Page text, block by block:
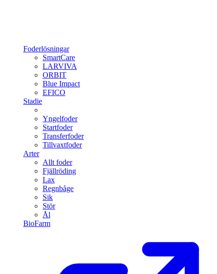
Foderlösningar
SmartCare
LARVIVA
ORBIT
Blue Impact
EFICO
Stadie
Yngelfoder
Startfoder
Transferfoder
Tillvaxtfoder
Arter
Allt foder
Fjällröding
Lax
Regnbåge
Sik
Stör
Ål
BioFarm